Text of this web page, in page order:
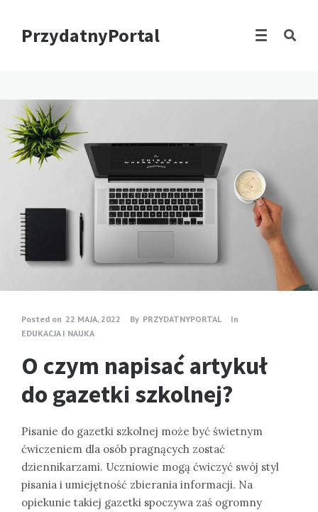
PrzydatnyPortal
Posted on 22 MAJA, 2022 By PRZYDATNYPORTAL
In
EDUKACJA I NAUKA
O czym napisać artykuł
do gazetki szkolnej?
Pisanie do gazetki szkolnej może być świetnym
ćwiczeniem dla osób pragnących zostać
dziennikarzami. Uczniowie mogą ćwiczyć swój styl
pisania i umiejętność zbierania informacji. Na
opiekunie takiej gazetki spoczywa zaś ogromny